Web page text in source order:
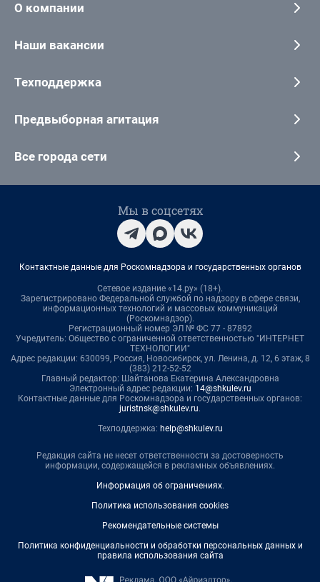
О компании
Наши вакансии
Техподдержка
Предвыборная агитация
Все города сети
Мы в соцсетях
Контактные данные для Роскомнадзора и государственных органов
Сетевое издание «14.ру» (18+).
Зарегистрировано Федеральной службой по надзору в сфере связи,
информационных технологий и массовых коммуникаций
(Роскомнадзор).
Регистрационный номер ЭЛ № ФС 77 - 87892
Учредитель: Общество с ограниченной ответственностью "ИНТЕРНЕТ
ТЕХНОЛОГИИ"
Адрес редакции: 630099, Россия, Новосибирск, ул. Ленина, д. 12, 6 этаж, 8
(383) 212-52-52
Главный редактор: Шайтанова Екатерина Александровна
Электронный адрес редакции: 14@shkulev.ru
Контактные данные для Роскомнадзора и государственных органов:
juristnsk@shkulev.ru.
Техподдержка: help@shkulev.ru
Редакция сайта не несет ответственности за достоверность
информации, содержащейся в рекламных объявлениях.
Информация об ограничениях.
Политика использования cookies
Рекомендательные системы
Политика конфиденциальности и обработки персональных данных и
правила использования сайта